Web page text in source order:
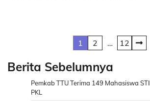
pagination
1 2 … 12
Berita Sebelumnya
Pemkab TTU Terima 149 Mahasiswa
PKL